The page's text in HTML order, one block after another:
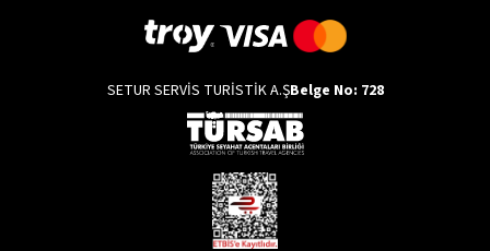
SETUR SERVİS TURİSTİK A.ŞBelge No: 728